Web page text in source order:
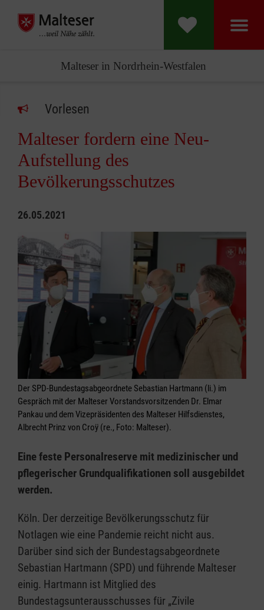
Malteser in Nordrhein-Westfalen
Vorlesen
Malteser fordern eine Neu-
Aufstellung des
Bevölkerungsschutzes
26.05.2021
Der SPD-Bundestagsabgeordnete Sebastian Hartmann (li.) im
Gespräch mit der Malteser Vorstandsvorsitzenden Dr. Elmar
Pankau und dem Vizepräsidenten des Malteser Hilfsdienstes,
Albrecht Prinz von Croÿ (re., Foto: Malteser).
Eine feste Personalreserve mit medizinischer und
pflegerischer Grundqualifikationen soll ausgebildet
werden.
Köln. Der derzeitige Bevölkerungsschutz für
Notlagen wie eine Pandemie reicht nicht aus.
Darüber sind sich der Bundestagsabgeordnete
Sebastian Hartmann (SPD) und führende Malteser
einig. Hartmann ist Mitglied des
Bundestagsunterausschusses für „Zivile